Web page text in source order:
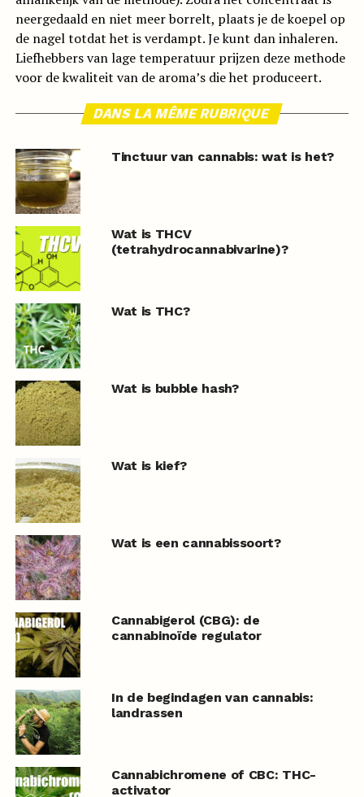
neergedaald en niet meer borrelt, plaats je de koepel op
de nagel totdat het is verdampt. Je kunt dan inhaleren.
Liefhebbers van lage temperatuur prijzen deze methode
voor de kwaliteit van de aroma’s die het produceert.
DANS LA MÊME RUBRIQUE
Tinctuur van cannabis: wat is het?
Wat is THCV
(tetrahydrocannabivarine)?
Wat is THC?
Wat is bubble hash?
Wat is kief?
Wat is een cannabissoort?
Cannabigerol (CBG): de
cannabinoïde regulator
In de begindagen van cannabis:
landrassen
Cannabichromene of CBC: THC-
activator